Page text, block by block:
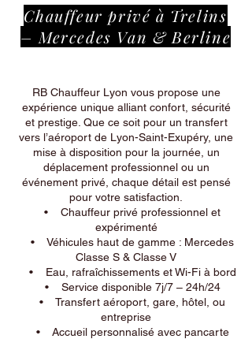
Chauffeur privé à Trelins
– Mercedes Van & Berline
RB Chauffeur Lyon vous propose une
expérience unique alliant confort, sécurité
et prestige. Que ce soit pour un transfert
vers l’aéroport de Lyon-Saint-Exupéry, une
mise à disposition pour la journée, un
déplacement professionnel ou un
événement privé, chaque détail est pensé
pour votre satisfaction.
• Chauffeur privé professionnel et
expérimenté
• Véhicules haut de gamme : Mercedes
Classe S & Classe V
• Eau, rafraîchissements et Wi-Fi à bord
• Service disponible 7j/7 – 24h/24
• Transfert aéroport, gare, hôtel, ou
entreprise
• Accueil personnalisé avec pancarte